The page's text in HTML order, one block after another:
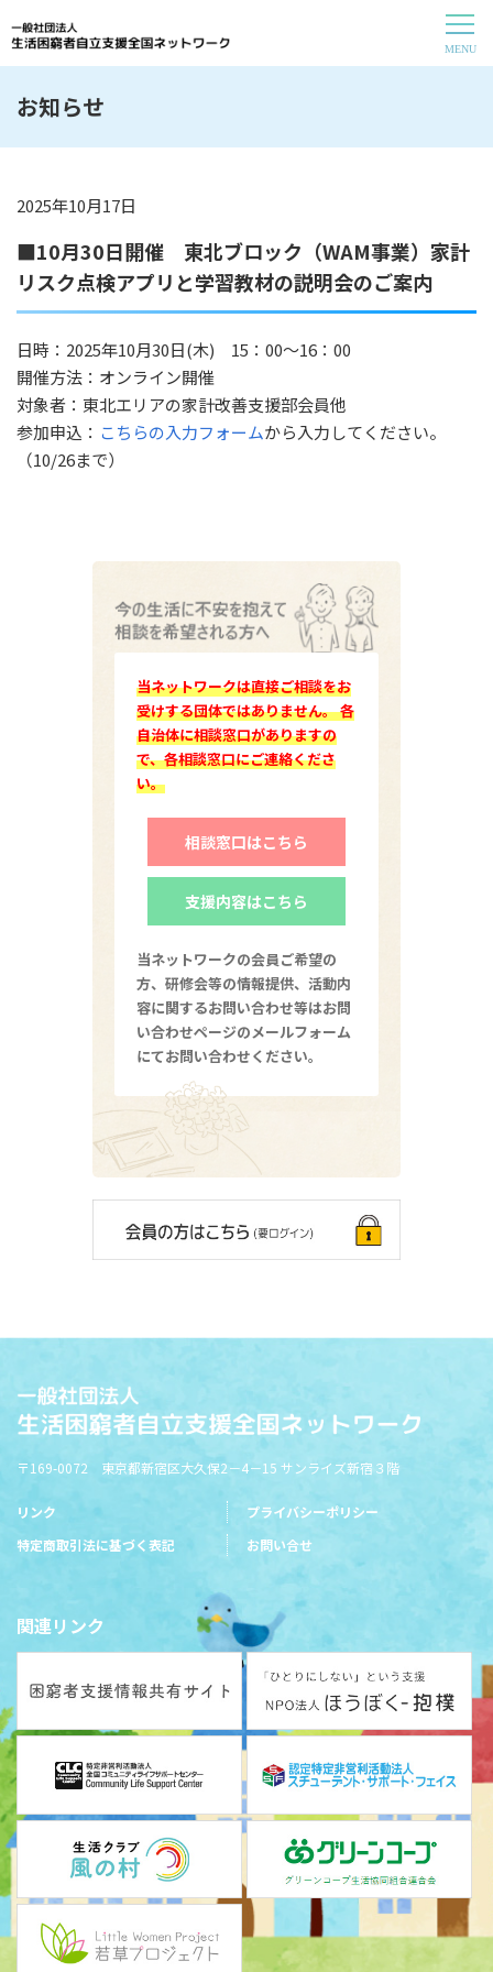
お知らせ
2025年10月17日
■10月30日開催 東北ブロック（WAM事業）家計
リスク点検アプリと学習教材の説明会のご案内
日時：2025年10月30日(木) 15：00～16：00
開催方法：オンライン開催
対象者：東北エリアの家計改善支援部会員他
参加申込： こちらの入力フォームから入力してください。
（10/26まで）
当ネットワークは直接ご相談をお
受けする団体ではありません。 各
自治体に相談窓口がありますの
で、各相談窓口にご連絡くださ
い。
相談窓口はこちら
支援内容はこちら
当ネットワークの会員ご希望の
方、研修会等の情報提供、活動内
容に関するお問い合わせ等はお問
い合わせページのメールフォーム
にてお問い合わせください。
〒169-0072 東京都新宿区大久保2－4－15 サンライズ新宿３階
リンク
プライバシーポリシー
特定商取引法に基づく表記
お問い合せ
関連リンク